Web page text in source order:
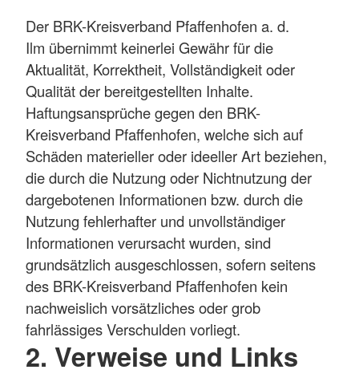
Der BRK-Kreisverband Pfaffenhofen a. d.
Ilm übernimmt keinerlei Gewähr für die
Aktualität, Korrektheit, Vollständigkeit oder
Qualität der bereitgestellten Inhalte.
Haftungsansprüche gegen den BRK-
Kreisverband Pfaffenhofen, welche sich auf
Schäden materieller oder ideeller Art beziehen,
die durch die Nutzung oder Nichtnutzung der
dargebotenen Informationen bzw. durch die
Nutzung fehlerhafter und unvollständiger
Informationen verursacht wurden, sind
grundsätzlich ausgeschlossen, sofern seitens
des BRK-Kreisverband Pfaffenhofen kein
nachweislich vorsätzliches oder grob
fahrlässiges Verschulden vorliegt.
2. Verweise und Links